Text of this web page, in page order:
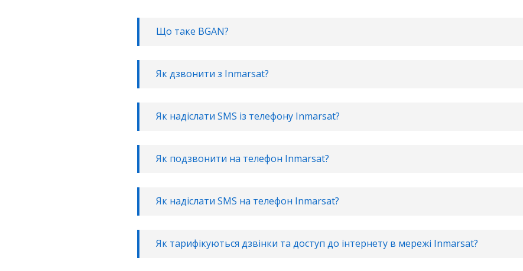
Що таке BGAN?
Як дзвонити з Inmarsat?
Як надіслати SMS із телефону Inmarsat?
Як подзвонити на телефон Inmarsat?
Як надіслати SMS на телефон Inmarsat?
Як тарифікуються дзвінки та доступ до інтернету в мережі Inmarsat?